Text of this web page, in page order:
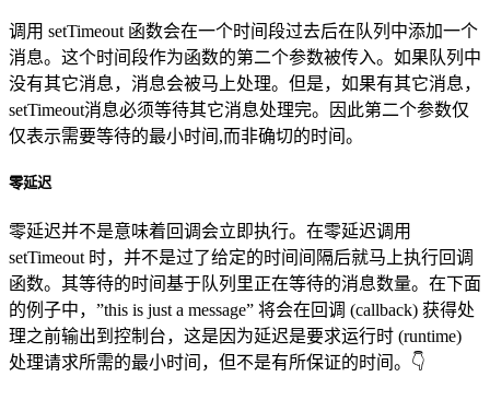
调用 setTimeout 函数会在一个时间段过去后在队列中添加一个
消息。这个时间段作为函数的第二个参数被传入。如果队列中
没有其它消息，消息会被马上处理。但是，如果有其它消息，
setTimeout消息必须等待其它消息处理完。因此第二个参数仅
仅表示需要等待的最小时间,而非确切的时间。
零延迟
零延迟并不是意味着回调会立即执行。在零延迟调用
setTimeout 时，并不是过了给定的时间间隔后就马上执行回调
函数。其等待的时间基于队列里正在等待的消息数量。在下面
的例子中，”this is just a message” 将会在回调 (callback) 获得处
理之前输出到控制台，这是因为延迟是要求运行时 (runtime)
处理请求所需的最小时间，但不是有所保证的时间。👇